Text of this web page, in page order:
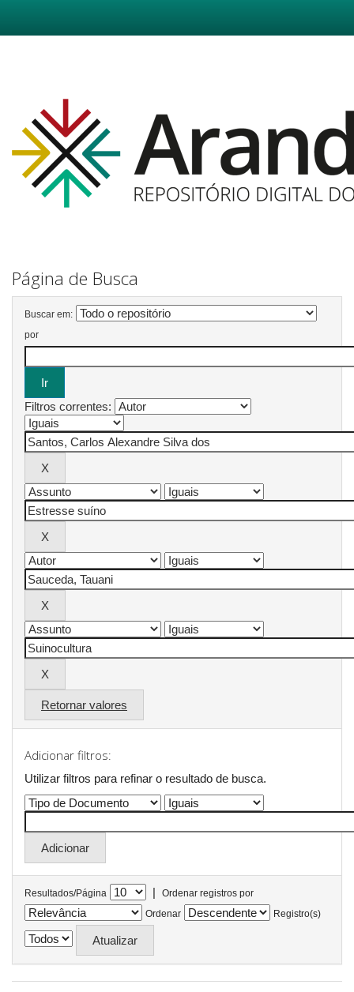
Página de Busca
Buscar em:
por
Filtros correntes:
Retornar valores
Adicionar filtros:
Utilizar filtros para refinar o resultado de busca.
Resultados/Página |
Ordenar registros por
Ordenar
Registro(s)